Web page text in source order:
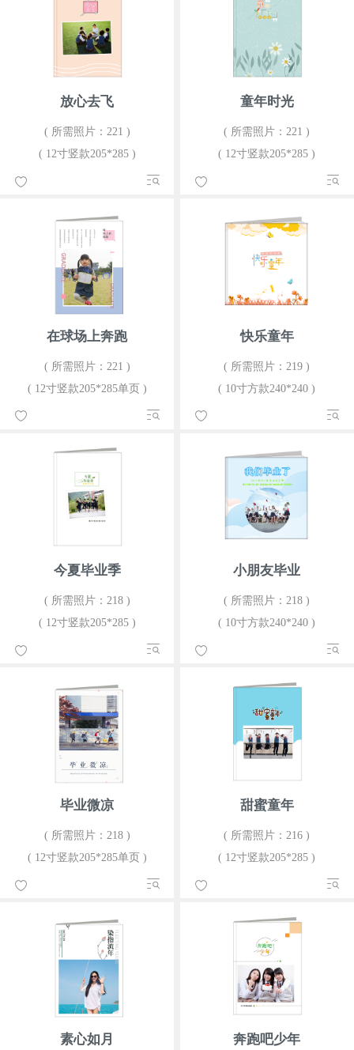
放心去飞
( 所需照片：221 )
( 12寸竖款205*285 )
童年时光
( 所需照片：221 )
( 12寸竖款205*285 )
在球场上奔跑
( 所需照片：221 )
( 12寸竖款205*285单页 )
快乐童年
( 所需照片：219 )
( 10寸方款240*240 )
今夏毕业季
( 所需照片：218 )
( 12寸竖款205*285 )
小朋友毕业
( 所需照片：218 )
( 10寸方款240*240 )
毕业微凉
( 所需照片：218 )
( 12寸竖款205*285单页 )
甜蜜童年
( 所需照片：216 )
( 12寸竖款205*285 )
素心如月 奔跑吧少年